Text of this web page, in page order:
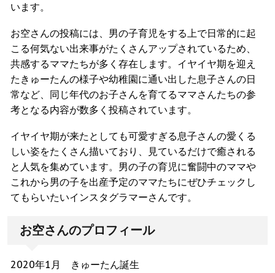
います。
お空さんの投稿には、男の子育児をする上で日常的に起
こる何気ない出来事がたくさんアップされているため、
共感するママたちが多く存在します。イヤイヤ期を迎え
たきゅーたんの様子や幼稚園に通い出した息子さんの日
常など、同じ年代のお子さんを育てるママさんたちの参
考となる内容が数多く投稿されています。
イヤイヤ期が来たとしても可愛すぎる息子さんの愛くる
しい姿をたくさん描いており、見ているだけで癒される
と人気を集めています。男の子の育児に奮闘中のママや
これから男の子を出産予定のママたちにぜひチェックし
てもらいたいインスタグラマーさんです。
お空さんのプロフィール
2020年1月 きゅーたん誕生